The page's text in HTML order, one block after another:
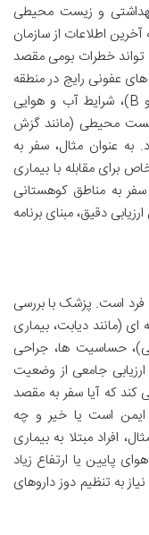
و زیست محیطی
اطلاعات از سازمان
تواند خطرات بومی مقصد
عفونی رایج در منطقه
(مانند مالاریا، تب دنگی، حصبه، هپاتیت A و B)، شرایط آب و هوایی
محیطی (مانند گزش
عنوان مثال، سفر به
برای مقابله با بیماری
به مناطق کوهستانی
دقیق، مبنای برنامه
فرد است. پزشک با بررسی
(مانند دیابت، بیماری
حساسیت ها، جراحی
جامعی از وضعیت
کند که آیا سفر به مقصد
ایمن است یا خیر و چه
افراد مبتلا به بیماری
پایین یا ارتفاع زیاد
به تنظیم دوز داروهای